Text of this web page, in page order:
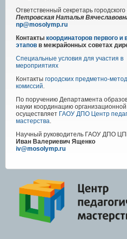
Ответственный секретарь
Петровская Наталья
np@mosolymp.ru
Контакты координаторов первого и
этапов в межрайонных советах
Специальные условия для участия в
мероприятиях
Контакты городских предметно-
комиссий.
По поручению Департамента
науки координацию
осуществляет ГАОУ ДПО Центр
мастерства.
Научный руководитель ГАОУ ДПО
Иван Валериевич Ященко
iv@mosolymp.ru